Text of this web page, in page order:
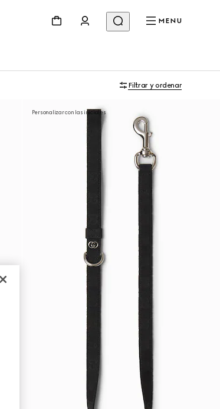
MENU
Filtrar y ordenar
Personalizar con las iniciales